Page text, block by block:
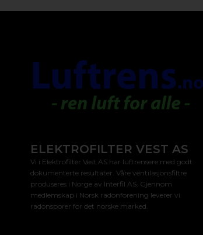
ELEKTROFILTER VEST AS
Vi i Elektrofilter Vest AS har luftrensere med godt
dokumenterte resultater. Våre ventilasjonsfiltre
produseres i Norge av Interfil AS. Gjennom
medlemskap i Norsk radonforening leverer vi
radonsporer for det norske marked.